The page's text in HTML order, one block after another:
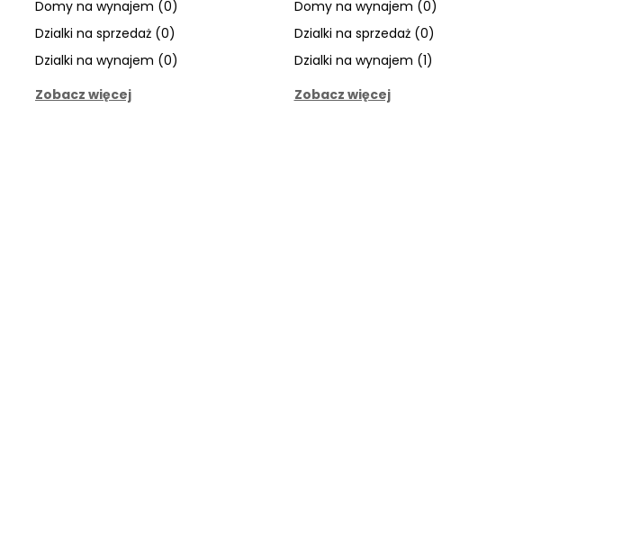
Domy na wynajem (0)
Dzialki na sprzedaż (0)
Dzialki na wynajem (0)
Zobacz więcej
Domy na wynajem (0)
Dzialki na sprzedaż (0)
Dzialki na wynajem (1)
Zobacz więcej